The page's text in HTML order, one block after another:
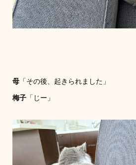
母「その後、起きられました」
梅子「じー」